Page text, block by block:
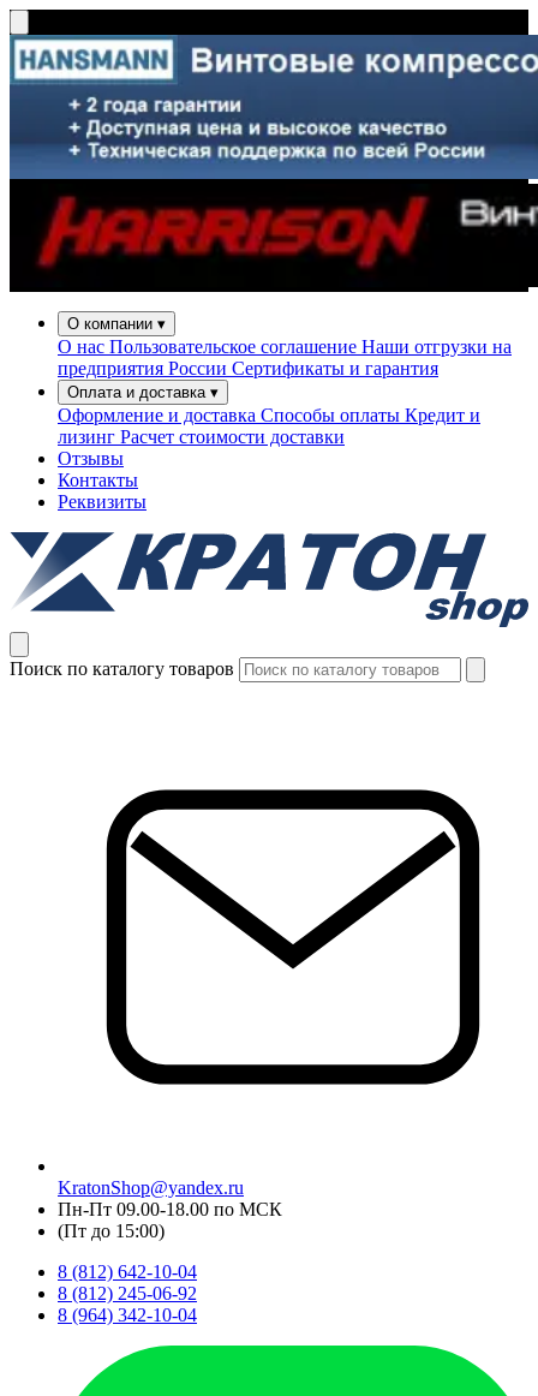
О компании ▾
О нас Пользовательское соглашение Наши отгрузки на
предприятия России Сертификаты и гарантия
Оплата и доставка ▾
Оформление и доставка Способы оплаты Кредит и
лизинг Расчет стоимости доставки
Отзывы
Контакты
Реквизиты
Поиск по каталогу товаров
KratonShop@yandex.ru
Пн-Пт 09.00-18.00 по МСК
(Пт до 15:00)
8 (812) 642-10-04
8 (812) 245-06-92
8 (964) 342-10-04